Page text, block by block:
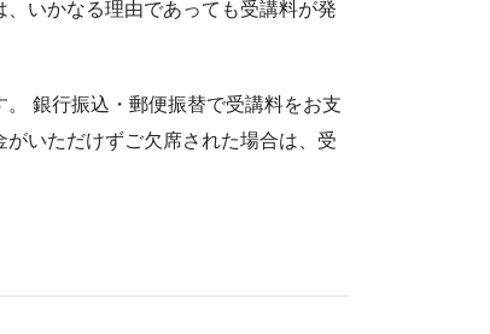
いかなる理由であっても受講料が発
銀行振込・郵便振替で受講料をお支
いただけずご欠席された場合は、受